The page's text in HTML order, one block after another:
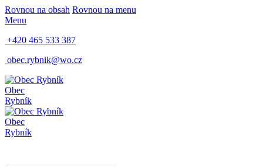
Rovnou na obsah Rovnou na menu
Menu
+420 465 533 387
obec.rybnik@wo.cz
Obec
Rybník
Obec
Rybník